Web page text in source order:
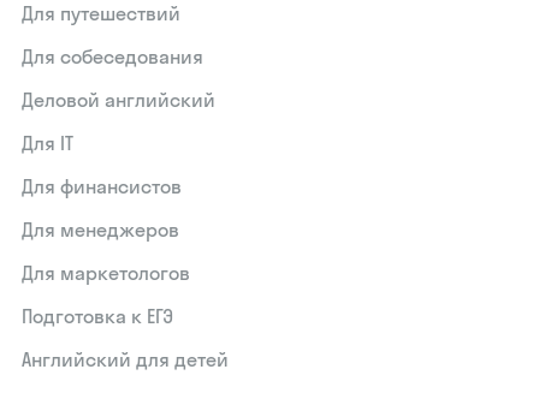
Для путешествий
Для собеседования
Деловой английский
Для IT
Для финансистов
Для менеджеров
Для маркетологов
Подготовка к ЕГЭ
Английский для детей